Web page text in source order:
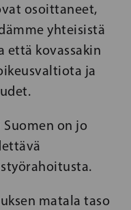
osoittaneet,
yhteisistä
että kovassakin
ja
on jo
matala taso